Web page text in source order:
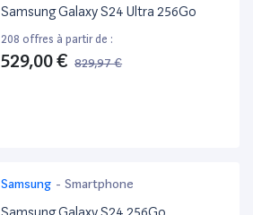
Samsung Galaxy S24 Ultra 256Go
208 offres à partir de :
529,00 € 829,97 €
Samsung - Smartphone